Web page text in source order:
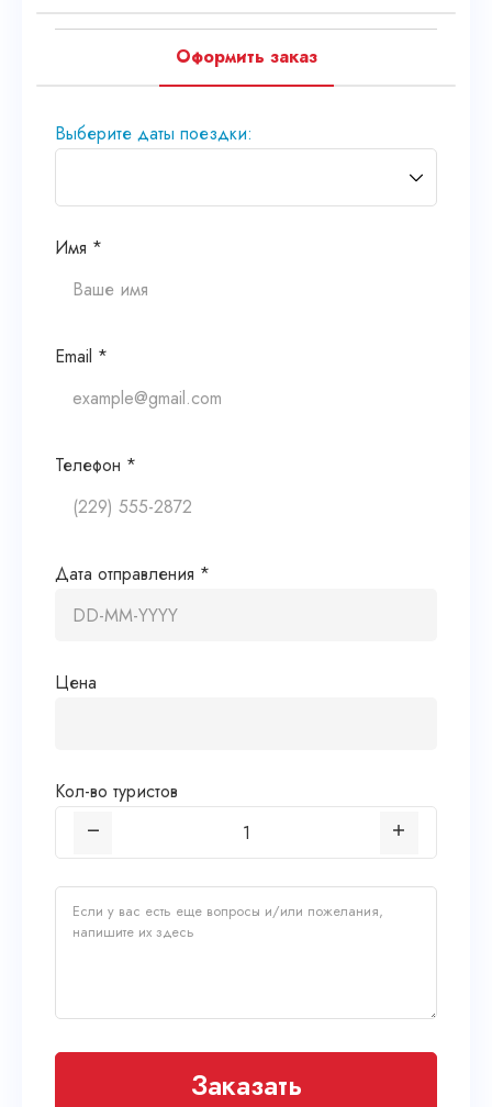
Оформить заказ
Выберите даты поездки:
Имя *
Email *
Телефон *
Дата отправления *
Цена
Кол-во туристов
Заказать